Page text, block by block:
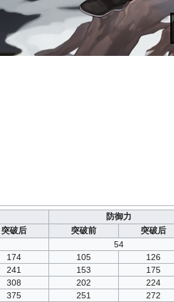
防御力
突破后 突破前
突破后
54
174 105
126
241 153
175
308 202
224
375 251
272